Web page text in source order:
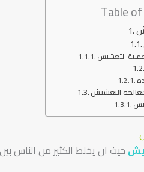
Table
التعشيش
التعشيش
حيث ان يخلط الكثير من الناس